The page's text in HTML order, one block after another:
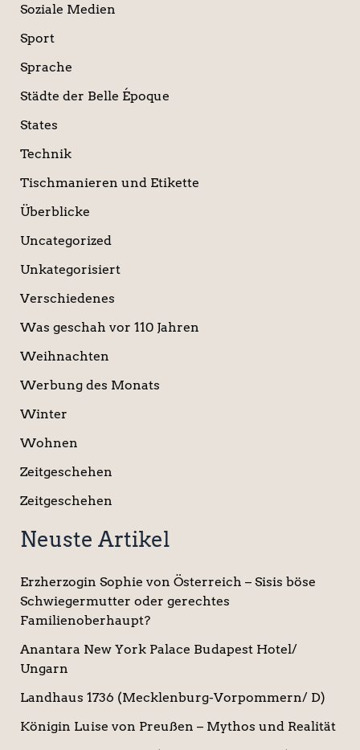
Soziale Medien
Sport
Sprache
Städte der Belle Époque
States
Technik
Tischmanieren und Etikette
Überblicke
Uncategorized
Unkategorisiert
Verschiedenes
Was geschah vor 110 Jahren
Weihnachten
Werbung des Monats
Winter
Wohnen
Zeitgeschehen
Zeitgeschehen
Neuste Artikel
Erzherzogin Sophie von Österreich – Sisis böse
Schwiegermutter oder gerechtes
Familienoberhaupt?
Anantara New York Palace Budapest Hotel/
Ungarn
Landhaus 1736 (Mecklenburg-Vorpommern/ D)
Königin Luise von Preußen – Mythos und Realität